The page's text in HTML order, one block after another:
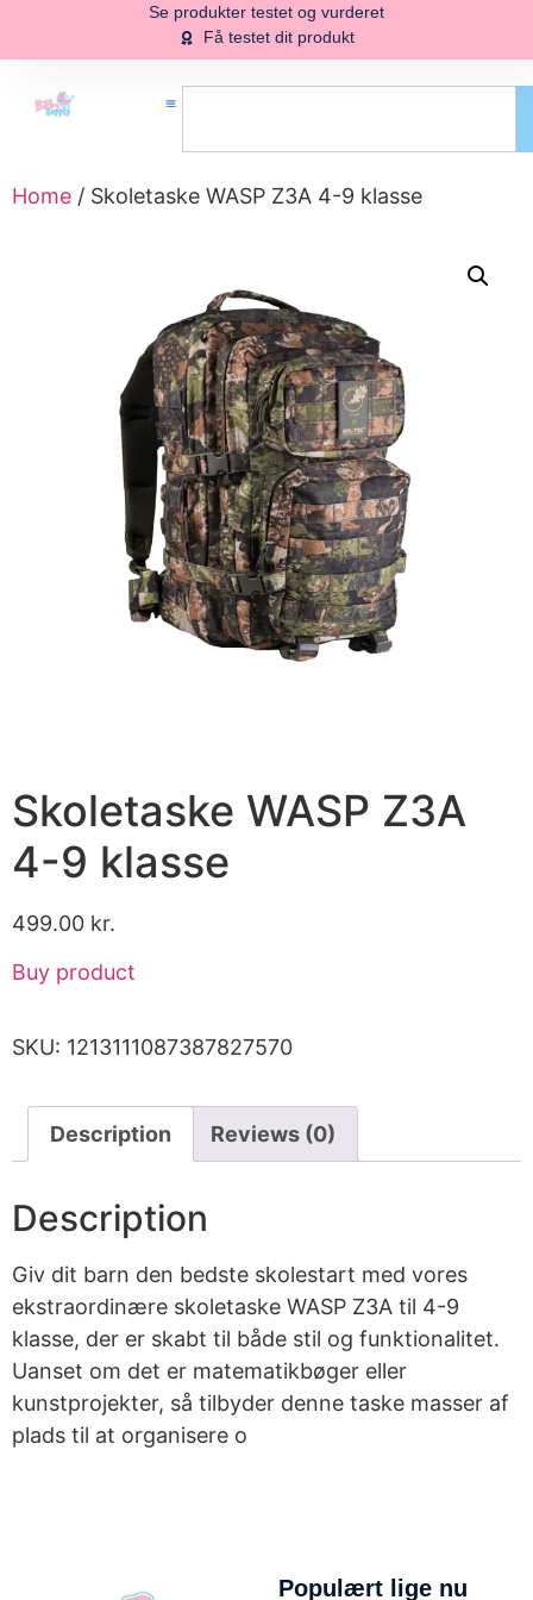
Se produkter testet og vurderet
Få testet dit produkt
Home / Skoletaske WASP Z3A 4-9 klasse
Skoletaske WASP Z3A
4-9 klasse
499.00 kr.
Buy product
SKU: 1213111087387827570
Description Reviews (0)
Description
Giv dit barn den bedste skolestart med vores
ekstraordinære skoletaske WASP Z3A til 4-9
klasse, der er skabt til både stil og funktionalitet.
Uanset om det er matematikbøger eller
kunstprojekter, så tilbyder denne taske masser af
plads til at organisere o
Populært lige nu